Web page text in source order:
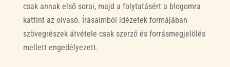
csak annak első sorai, majd a folytatásért a blogomra
kattint az olvasó. Írásaimból idézetek formájában
szövegrészek átvétele csak szerző és forrásmegjelölés
mellett engedélyezett.